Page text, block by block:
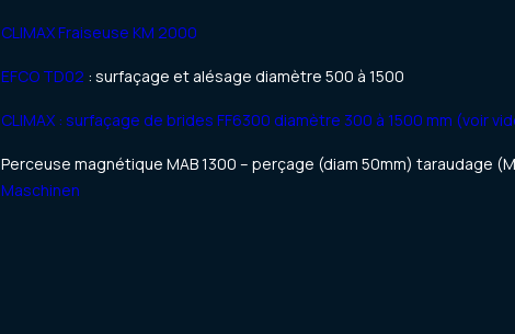
CLIMAX Fraiseuse KM 2000
EFCO TD02 : surfaçage et alésage diamètre 500 à 1500
CLIMAX : surfaçage de brides FF6300 diamètre 300 à 1500 mm (voir
Perceuse magnétique MAB 1300 – perçage (diam 50mm) taraudage
Maschinen